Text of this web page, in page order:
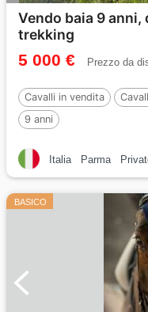
Vendo baia 9
trekking
5 000 € Prezzo da
Cavalli in vendita
9 anni
Italia Parma
BASICO